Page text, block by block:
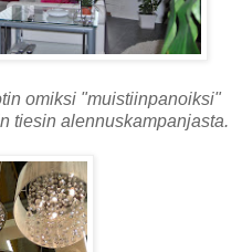
omiksi "muistiinpanoiksi"
tiesin alennuskampanjasta.